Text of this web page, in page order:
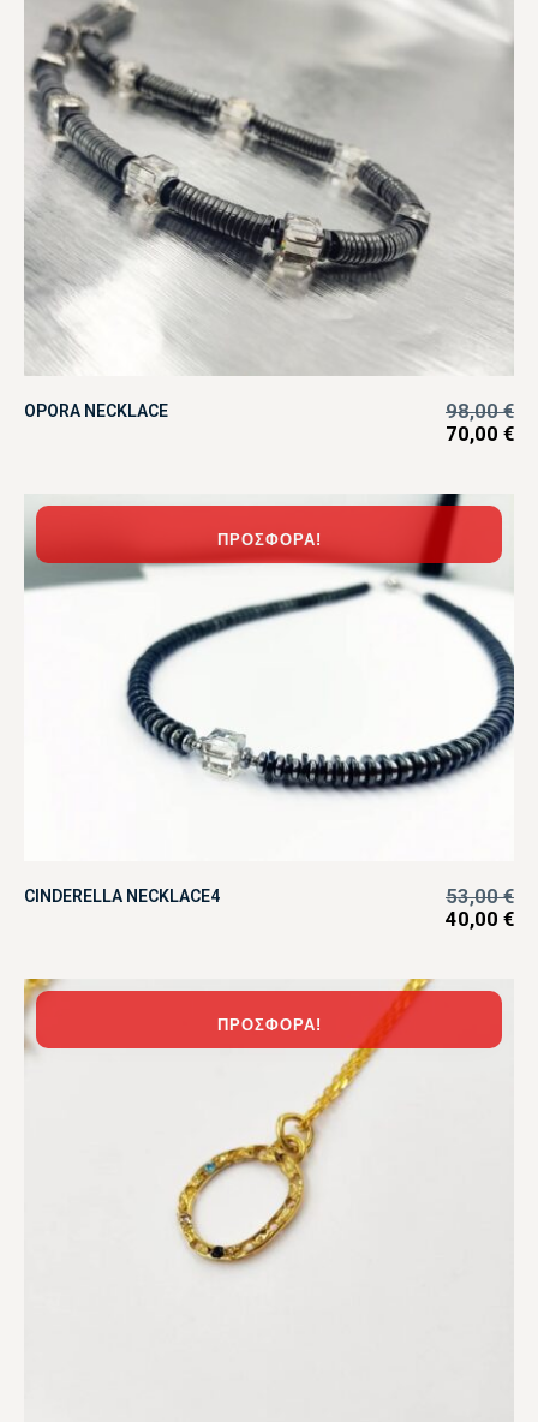
OPORA NECKLACE 98,00€
70,00 €
ΠΡΟΣΦΟΡΆ!
CINDERELLA NECKLACE4 53,00€
40,00 €
ΠΡΟΣΦΟΡΆ!